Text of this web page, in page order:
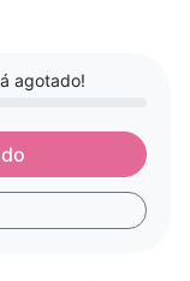
agotado!